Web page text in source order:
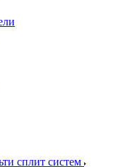
сплит систем